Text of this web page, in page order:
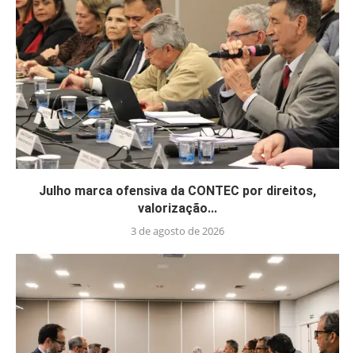
Julho marca ofensiva da CONTEC por direitos,
valorização...
3 de agosto de 2026